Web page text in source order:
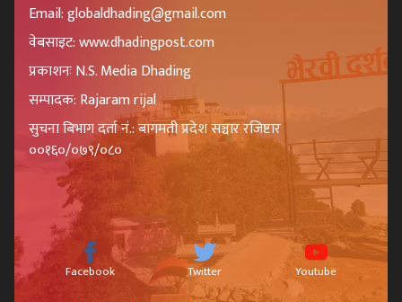
Email: globaldhading@gmail.com
वेबसाइट: www.dhadingpost.com
प्रकाशनः N.S. Media Dhading
सम्पादक: Rajaram rijal
सुचना बिभाग दर्ता नं.: बागमती प्रदेश सञ्चार रजिष्टार
००१६०/०७९/०८०
Facebook Twitter Youtube